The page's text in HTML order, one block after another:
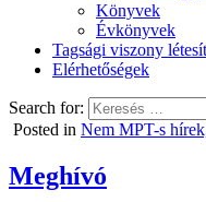
Könyvek
Évkönyvek
Tagsági viszony
Elérhetőségek
Search for:
Posted in Nem MPT-s
Meghívó